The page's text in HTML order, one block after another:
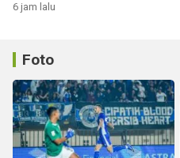
6 jam lalu
Foto